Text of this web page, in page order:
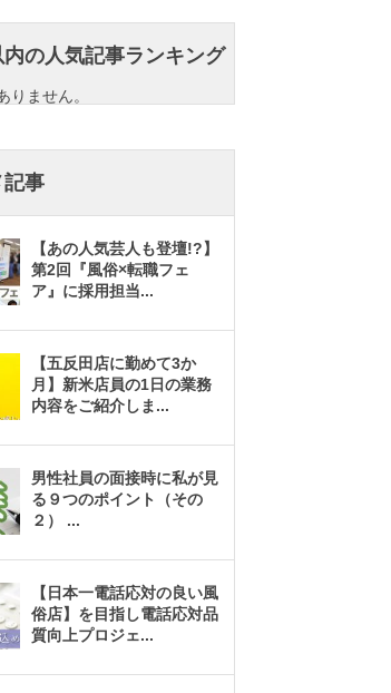
の人気記事ランキング
りません。
記事
【あの人気芸人も登壇!?】
第2回『風俗×転職フェ
ア』に採用担当...
【五反田店に勤めて3か
月】新米店員の1日の業務
内容をご紹介しま ...
男性社員の面接時に私が見
る９つのポイント（その
２） ...
【日本一電話応対の良い風
俗店】を目指し電話応対品
質向上プロジェ...